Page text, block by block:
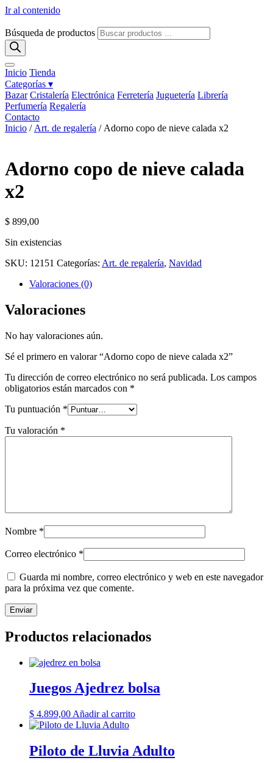
Ir al contenido
Búsqueda de productos
Inicio Tienda
Categorías ▾
Bazar Cristalería Electrónica Ferretería Juguetería Librería
Perfumería Regalería
Contacto
Inicio / Art. de regalería / Adorno copo de nieve calada x2
Adorno copo de nieve calada
x2
$ 899,00
Sin existencias
SKU: 12151 Categorías: Art. de regalería, Navidad
Valoraciones (0)
Valoraciones
No hay valoraciones aún.
Sé el primero en valorar “Adorno copo de nieve calada x2”
Tu dirección de correo electrónico no será publicada. Los campos
obligatorios están marcados con *
Tu puntuación *
Tu valoración *
Nombre *
Correo electrónico *
Guarda mi nombre, correo electrónico y web en este navegador
para la próxima vez que comente.
Productos relacionados
Juegos Ajedrez bolsa
$ 4.899,00 Añadir al carrito
Piloto de Lluvia Adulto